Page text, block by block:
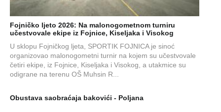
Fojničko ljeto 2026: Na malonogometnom turniru
učestvovale ekipe iz Fojnice, Kiseljaka i Visokog
U sklopu Fojničkog ljeta, SPORTIK FOJNICA je sinoć
organizovao malonogometni turnir na kojem su učestvovale
četiri ekipe, iz Fojnice, Kiseljaka i Visokog, a utakmice su
odigrane na terenu OŠ Muhsin R...
Obustava saobraćaja bakovići - Poljana